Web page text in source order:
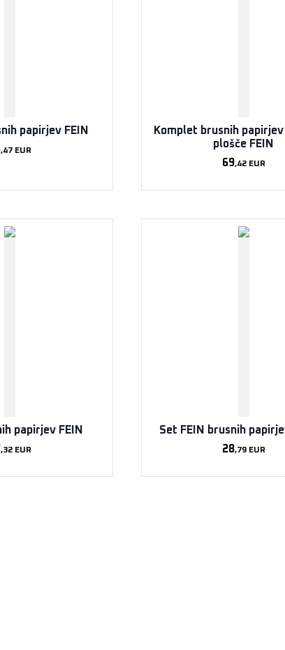
papirjev FEIN
,47 EUR
Komplet brusnih
plošče FEIN
69,42EUR
papirjev FEIN
,32 EUR
Set FEIN brusnih
28,79EUR